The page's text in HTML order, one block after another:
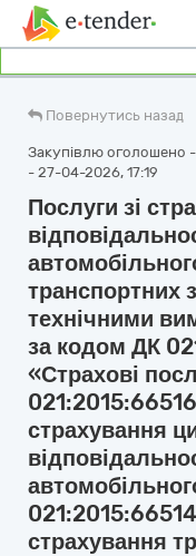
Повернутись назад
Закупівлю оголошено -
- 27-04-2026, 17:19
Послуги зі
транспортних
технічними
за кодом ДК
«Страхові
страхування
страхування